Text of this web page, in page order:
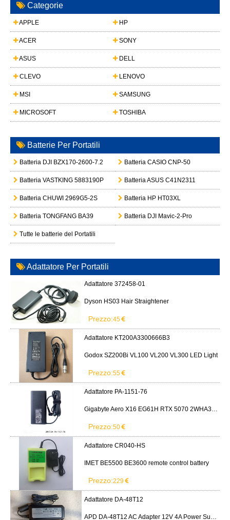
Categorie
APPLE HP
ACER SONY
ASUS DELL
CLEVO LENOVO
MSI SAMSUNG
MICROSOFT TOSHIBA
Batterie Per Portatili
Batteria DJI BZX170-2600-7.2 Batteria CASIO CNP-50
Batteria VASTKING 5883190P Batteria ASUS C41N2311
Batteria CHUWI 2969G5-2S Batteria HP HT03XL
Batteria TONGFANG BA39 Batteria DJI Mavic-2-Pro
Tutte le batterie del Portatili
Adattatore Per Portatili
Adattatore 372458-01
Dyson HS03 Hair Straightener
Prezzo:45
Adattatore KT200A3300666B3
Godox SZ200Bi VL100 VL200 VL300 LED Light
Prezzo:55
Adattatore PA-1151-76
Gigabyte Aero X16 EG61H RTX 5070 2WHA3USC64AH LITEON PA-1151-76 150W adapter
Prezzo:50
Adattatore CR040-HS
IMET BE5500 BE3600 remote control battery
Prezzo:229
Adattatore DA-48T12
APD DA-48T12 AC Adapter 12V 4A Power Supply Cord